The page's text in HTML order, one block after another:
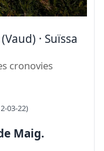
· Suïssa
cronovies
03-22)
Maig.